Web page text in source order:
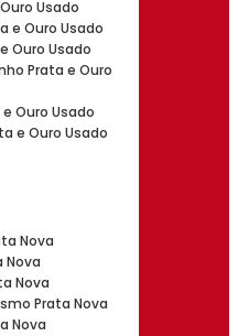
Usado
e Ouro Usado
Ouro Usado
Prata e Ouro
Ouro Usado
e Ouro Usado
Nova
Nova
Nova
Prata Nova
Nova